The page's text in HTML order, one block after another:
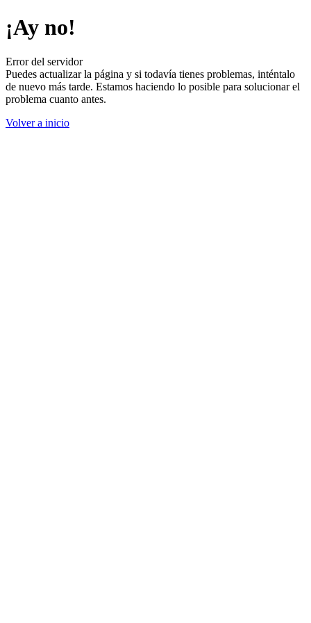
¡Ay no!
Error del servidor
Puedes actualizar la página y si todavía tienes problemas, inténtalo
de nuevo más tarde. Estamos haciendo lo posible para solucionar el
problema cuanto antes.
Volver a inicio